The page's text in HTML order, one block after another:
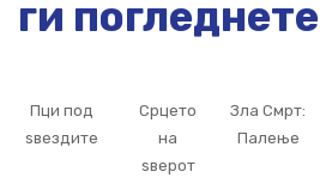
ги погледнете
Пци под
ѕвездите
Срцето
на
ѕверот
Зла Смрт:
Палење